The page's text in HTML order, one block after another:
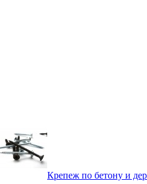
Крепеж по бетону и